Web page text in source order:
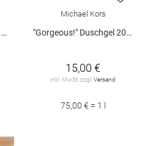
Michael Kors
"Gorgeous!" Duschgel 200 ml
15,00 €
inkl. MwSt. zzgl.Versand
75,00 € = 1 l